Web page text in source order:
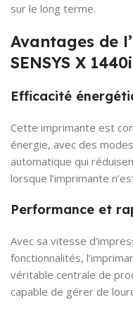
sur le long terme.
Avantages de
SENSYS X 1440i
Efficacité
Cette imprimante est
énergie, avec des
automatique qui
lorsque l’imprimante
Performance et
Avec sa vitesse
fonctionnalités,
véritable centrale de
capable de gérer de